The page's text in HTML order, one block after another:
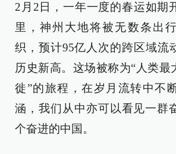
2月2日，一年一度的春运如期
里，神州大地将被无数条出
织，预计95亿人次的跨区域流
历史新高。这场被称为“人类最
徙”的旅程，在岁月流转中不
涵，我们从中亦可以看见一群
个奋进的中国。